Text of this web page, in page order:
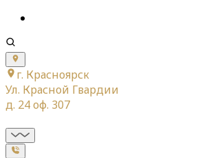
г. Красноярск
Ул. Красной Гвардии
д. 24 оф. 307